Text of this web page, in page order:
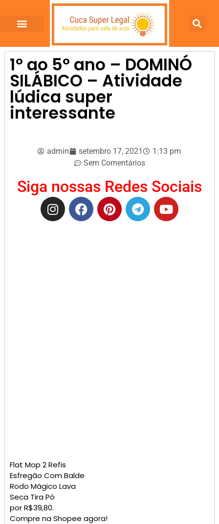
1º ao 5º ano – DOMINÓ
SILÁBICO – Atividade
lúdica super
interessante
admin setembro 17, 2021
1:13 pm
Sem Comentários
Siga nossas Redes Sociais
Flat Mop 2 Refis
Esfregão Com Balde
Rodo Mágico Lava
Seca Tira Pó
por R$39,80.
Compre na Shopee agora!